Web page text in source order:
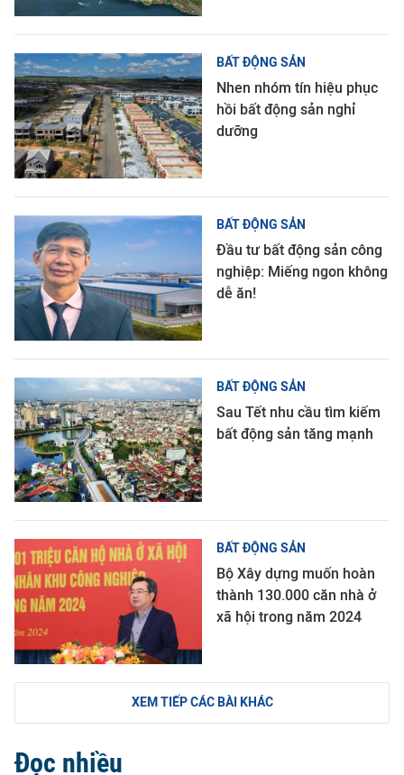
BẤT ĐỘNG SẢN
Nhen nhóm tín hiệu phục
hồi bất động sản nghỉ
dưỡng
BẤT ĐỘNG SẢN
Đầu tư bất động sản công
nghiệp: Miếng ngon không
dễ ăn!
BẤT ĐỘNG SẢN
Sau Tết nhu cầu tìm kiếm
bất động sản tăng mạnh
BẤT ĐỘNG SẢN
Bộ Xây dựng muốn hoàn
thành 130.000 căn nhà ở
xã hội trong năm 2024
XEM TIẾP CÁC BÀI KHÁC
Đọc nhiều